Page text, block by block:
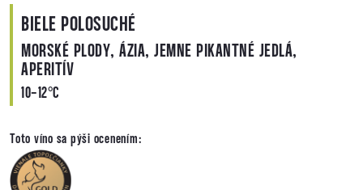
BIELE POLOSUCHÉ
MORSKÉ PLODY, ÁZIA, JEMNE PIKANTNÉ JEDLÁ,
APERITÍV
10-12°C
Toto víno sa pýši ocenením: